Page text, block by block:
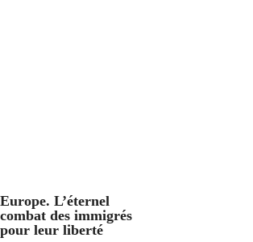
Europe. L’éternel
combat des immigrés
pour leur liberté